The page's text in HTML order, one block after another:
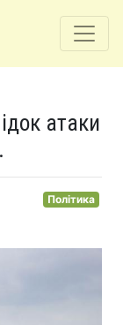
атаки
Політика